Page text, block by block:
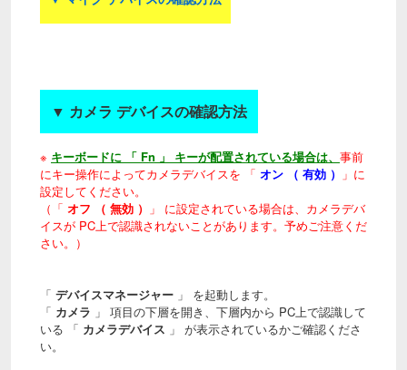
▼ カメラ デバイスの確認方法
※ キーボードに 「 Fn 」 キーが配置されている場合は、 事前
にキー操作によってカメラデバイスを 「 オン （ 有効 ）
」に
設定してください。
（「 オフ （ 無効 ）
」 に設定されている場合は、カメラデバ
イスが PC上で認識されないことがあります。予めご注意くだ
さい。）
「 デバイスマネージャー 」 を起動します。
「 カメラ 」 項目の下層を開き、下層内から PC上で認識して
いる 「 カメラデバイス 」 が表示されているかご確認くださ
い。